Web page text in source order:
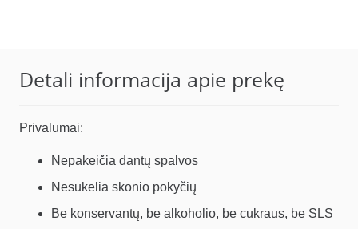
Detali informacija apie prekę
Privalumai:
Nepakeičia dantų spalvos
Nesukelia skonio pokyčių
Be konservantų, be alkoholio, be cukraus, be SLS